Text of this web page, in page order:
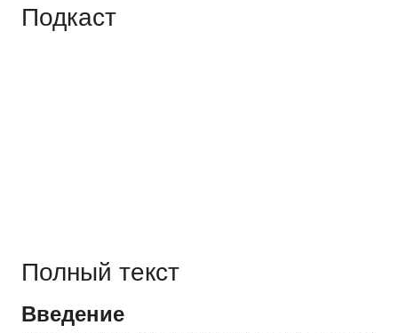
Подкаст
Полный текст
Введение